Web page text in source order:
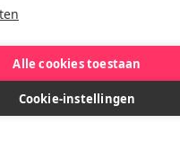
Alle cookies toestaan
Cookie-instellingen